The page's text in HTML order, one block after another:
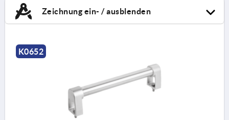
Zeichnung ein- / ausblenden
K0652